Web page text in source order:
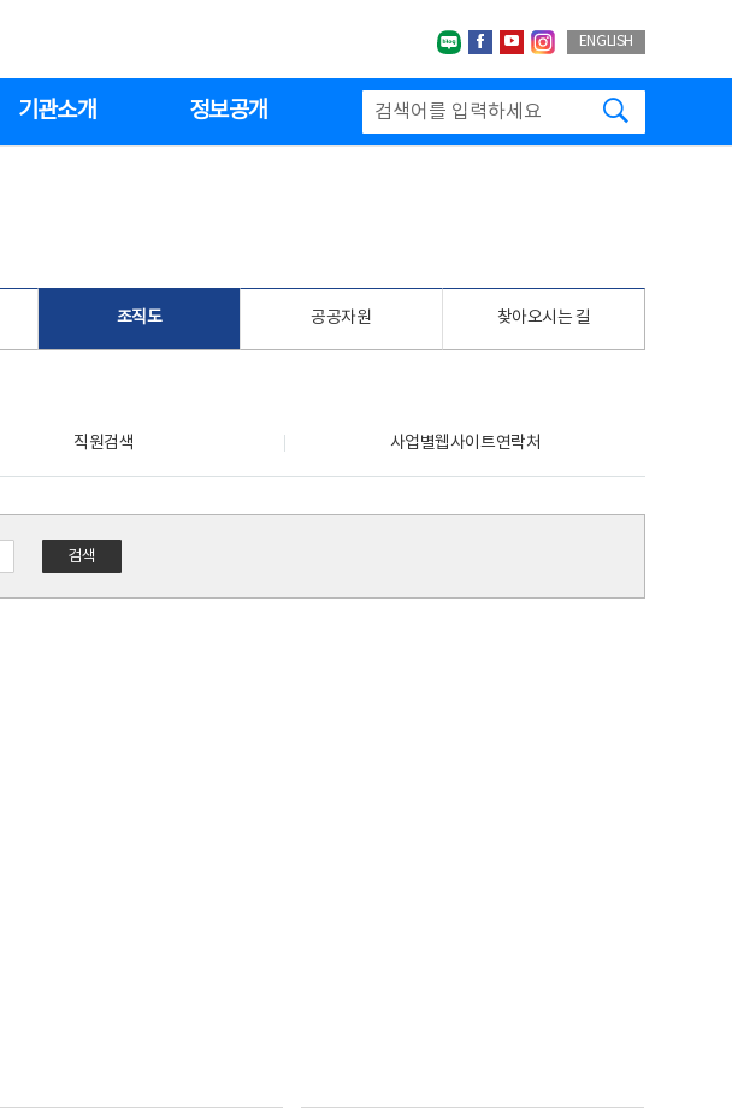
네이버블로그
페이스북
유투브인스타그랩
ENGLISH
기관소개 정보공개
조직도 공공자원 찾아오시는 길
직원검색 사업별웹사이트연락처
검색